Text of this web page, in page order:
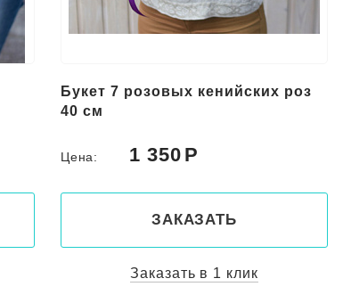
Букет 7 розовых кенийских роз
40 см
Цена: 1 350
ЗАКАЗАТЬ
Заказать в 1 клик